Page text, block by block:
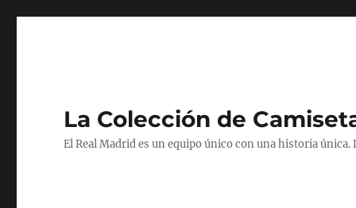
La Colección de
El Real Madrid es un equipo único con una historia